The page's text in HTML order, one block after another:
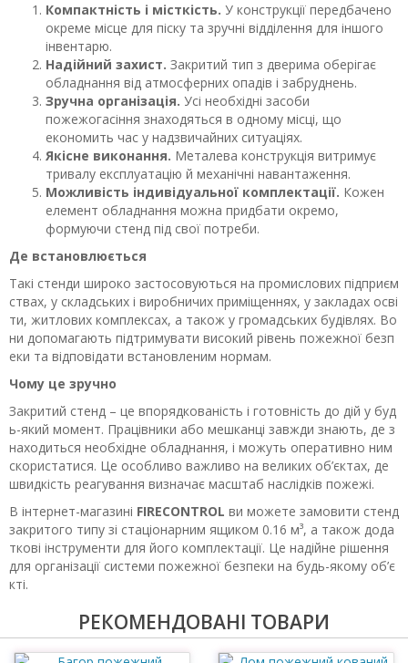
Компактність і місткість. У конструкції передбачено
окреме місце для піску та зручні відділення для іншого
інвентарю.
Надійний захист. Закритий тип з дверима оберігає
обладнання від атмосферних опадів і забруднень.
Зручна організація. Усі необхідні засоби
пожежогасіння знаходяться в одному місці, що
економить час у надзвичайних ситуаціях.
Якісне виконання. Металева конструкція витримує
тривалу експлуатацію й механічні навантаження.
Можливість індивідуальної комплектації. Кожен
елемент обладнання можна придбати окремо,
формуючи стенд під свої потреби.
Де встановлюється
Такі стенди широко застосовуються на промислових підприєм
ствах, у складських і виробничих приміщеннях, у закладах осві
ти, житлових комплексах, а також у громадських будівлях. Во
ни допомагають підтримувати високий рівень пожежної безп
еки та відповідати встановленим нормам.
Чому це зручно
Закритий стенд – це впорядкованість і готовність до дій у буд
ь-який момент. Працівники або мешканці завжди знають, де з
находиться необхідне обладнання, і можуть оперативно ним
скористатися. Це особливо важливо на великих об’єктах, де
швидкість реагування визначає масштаб наслідків пожежі.
В інтернет-магазині FIRECONTROL ви можете замовити стенд
закритого типу зі стаціонарним ящиком 0.16 м³, а також дода
ткові інструменти для його комплектації. Це надійне рішення
для організації системи пожежної безпеки на будь-якому об’є
кті.
РЕКОМЕНДОВАНІ ТОВАРИ